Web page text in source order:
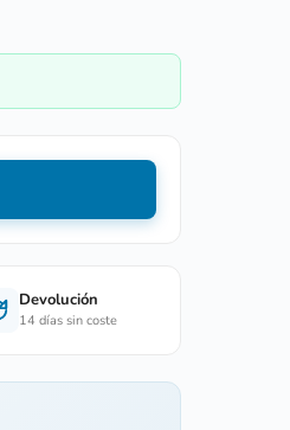
Devolución
14 días sin coste